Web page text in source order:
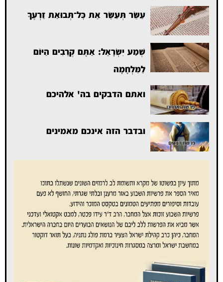
עַשֵּׂר תְּעַשֵּׂר אֵת כׇּל־תְּבוּאַת זַרְעֶךָ
שְׁמַע יִשְׂרָאֵל: אַתֶּם קְרֵבִים הַיּוֹם
לַמִּלְחָמָה
ואתם הדבקים בה' אלהיכם
ובדבר הזה אינכם מאמינים